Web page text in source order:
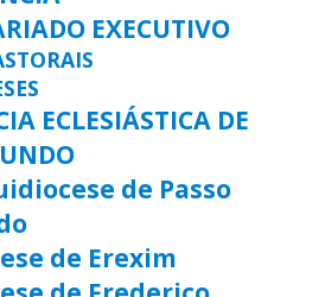
EXECUTIVO
ECLESIÁSTICA DE
de Passo
de Erexim